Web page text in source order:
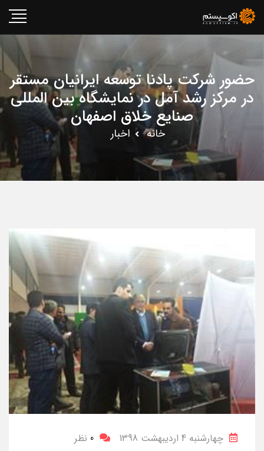
حضور شرکت پادنا توسعه ایرانیان مستقر
در مرکز رشد آمل در نمایشگاه بین المللی
صنایع خلاق اصفهان
خانه اخبار
چهارشنبه 4 اردیبهشت 1398 0 نظر